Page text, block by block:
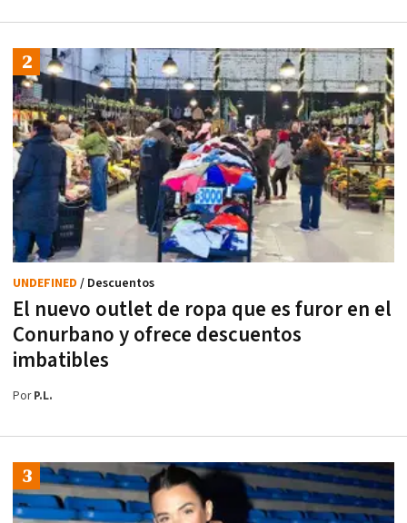
El nuevo outlet de ropa que es furor en el
Conurbano y ofrece descuentos
imbatibles
UNDEFINED / Descuentos
PorP.L.